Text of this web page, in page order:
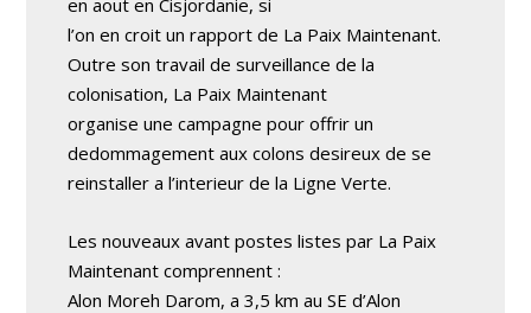
en aout en Cisjordanie, si
l’on en croit un rapport de La Paix Maintenant.
Outre son travail de surveillance de la
colonisation, La Paix Maintenant
organise une campagne pour offrir un
dedommagement aux colons desireux de se
reinstaller a l’interieur de la Ligne Verte.
Les nouveaux avant postes listes par La Paix
Maintenant comprennent :
Alon Moreh Darom, a 3,5 km au SE d’Alon